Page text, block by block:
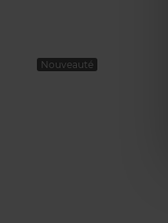
Nouveauté